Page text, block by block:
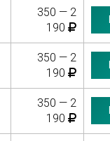
350 — 2
190
350 — 2
190
350 — 2
190